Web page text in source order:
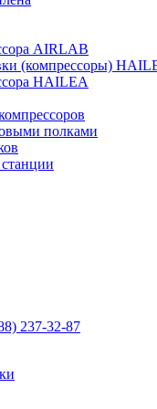
AIRLAB
(компрессоры)
HAILEA
полками
237-32-87